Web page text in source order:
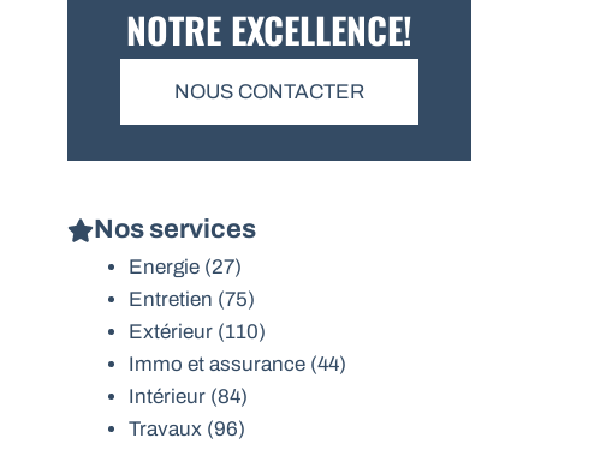
NOTRE EXCELLENCE!
NOUS CONTACTER
Nos services
Energie (27)
Entretien (75)
Extérieur (110)
Immo et assurance (44)
Intérieur (84)
Travaux (96)